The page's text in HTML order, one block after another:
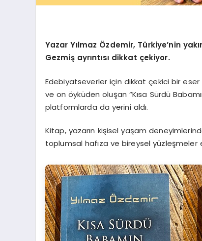
Yazar Yılmaz Özdemir, Türkiye’nin
Gezmiş ayrıntısı dikkat çekiyor.
Edebiyatseverler için dikkat çekici bir eser
ve on öyküden oluşan “Kısa Sürdü
platformlarda da yerini aldı.
Kitap, yazarın kişisel yaşam
toplumsal hafıza ve bireysel